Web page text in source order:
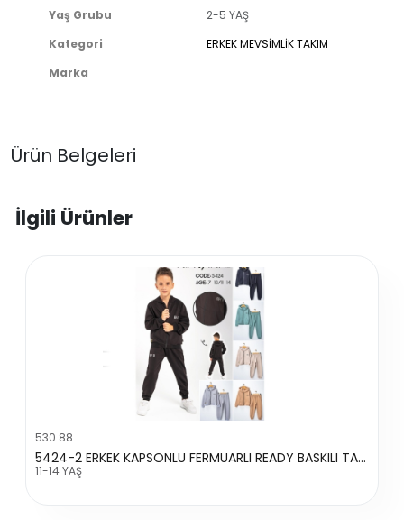
Yaş Grubu
2-5 YAŞ
Kategori
ERKEK MEVSİMLİK TAKIM
Marka
Ürün Belgeleri
İlgili Ürünler
530.88
5424-2 ERKEK KAPSONLU FERMUARLI READY BASKILI TAKIM
11-14 YAŞ